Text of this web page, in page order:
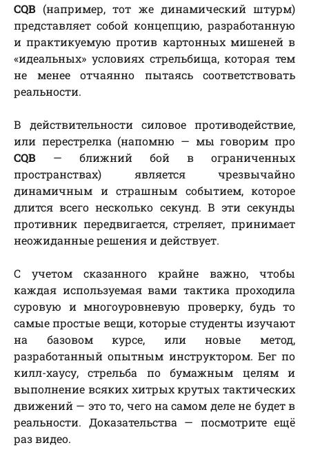
CQB (например, тот же динамический штурм)
представляет собой концепцию, разработанную
и практикуемую против картонных мишеней в
«идеальных» условиях стрельбища, которая тем
не менее отчаянно пытаясь соответствовать
реальности.
В действительности силовое противодействие,
или перестрелка (напомню — мы говорим про
CQB — ближний бой в ограниченных
пространствах) является чрезвычайно
динамичным и страшным событием, которое
длится всего несколько секунд. В эти секунды
противник передвигается, стреляет, принимает
неожиданные решения и действует.
С учетом сказанного крайне важно, чтобы
каждая используемая вами тактика проходила
суровую и многоуровневую проверку, будь то
самые простые вещи, которые студенты изучают
на базовом курсе, или новые метод,
разработанный опытным инструктором. Бег по
килл-хаусу, стрельба по бумажным целям и
выполнение всяких хитрых крутых тактических
движений — это то, чего на самом деле не будет в
реальности. Доказательства — посмотрите ещё
раз видео.